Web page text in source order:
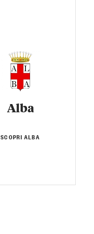
Alba
SCOPRI ALBA